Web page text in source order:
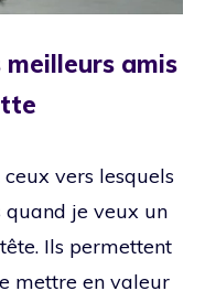
meilleurs amis
vers lesquels
quand je veux un
Ils permettent
mettre en valeur